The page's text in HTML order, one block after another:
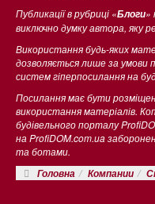
Публикації в рубриці «Блоги»
виключно думку автора, яку
Використання будь-яких
дозволяється лише за умови
систем гіперпосилання на
Посилання має бути
використання матеріалів.
будівельного порталу
на ProfiDOM.com.ua
та ботами.
Головна
Компании